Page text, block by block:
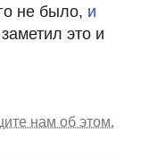
не было, и
это и
нам об этом.